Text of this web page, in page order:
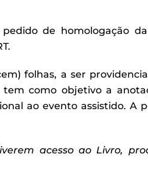
de homologação
folhas, a ser
tem como objetivo a
ao evento assistido. A
acesso ao Livro,